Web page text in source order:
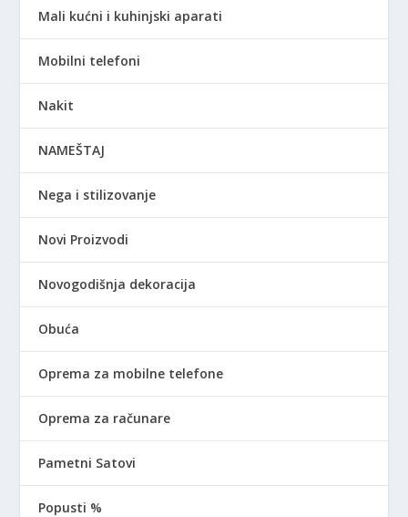
Mali kućni i kuhinjski aparati
Mobilni telefoni
Nakit
NAMEŠTAJ
Nega i stilizovanje
Novi Proizvodi
Novogodišnja dekoracija
Obuća
Oprema za mobilne telefone
Oprema za računare
Pametni Satovi
Popusti %